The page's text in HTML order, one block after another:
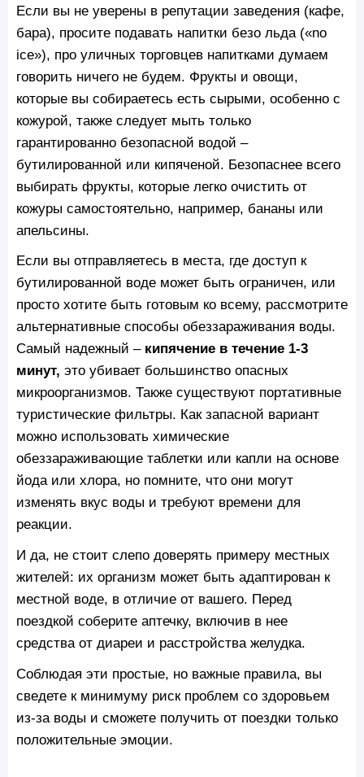
Если вы не уверены в репутации заведения (кафе,
бара), просите подавать напитки безо льда («no
ice»), про уличных торговцев напитками думаем
говорить ничего не будем. Фрукты и овощи,
которые вы собираетесь есть сырыми, особенно с
кожурой, также следует мыть только
гарантированно безопасной водой –
бутилированной или кипяченой. Безопаснее всего
выбирать фрукты, которые легко очистить от
кожуры самостоятельно, например, бананы или
апельсины.
Если вы отправляетесь в места, где доступ к
бутилированной воде может быть ограничен, или
просто хотите быть готовым ко всему, рассмотрите
альтернативные способы обеззараживания воды.
Самый надежный – кипячение в течение 1-3
минут, это убивает большинство опасных
микроорганизмов. Также существуют портативные
туристические фильтры. Как запасной вариант
можно использовать химические
обеззараживающие таблетки или капли на основе
йода или хлора, но помните, что они могут
изменять вкус воды и требуют времени для
реакции.
И да, не стоит слепо доверять примеру местных
жителей: их организм может быть адаптирован к
местной воде, в отличие от вашего. Перед
поездкой соберите аптечку, включив в нее
средства от диареи и расстройства желудка.
Соблюдая эти простые, но важные правила, вы
сведете к минимуму риск проблем со здоровьем
из-за воды и сможете получить от поездки только
положительные эмоции.